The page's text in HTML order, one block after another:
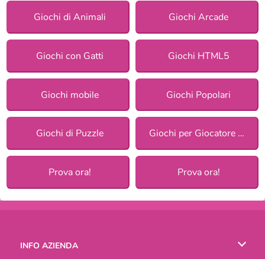
Giochi di Animali Giochi Arcade
Giochi con Gatti Giochi HTML5
Giochi mobile Giochi Popolari
Giochi di Puzzle Giochi per Giocatore Singolo
Prova ora! Prova ora!
INFO AZIENDA